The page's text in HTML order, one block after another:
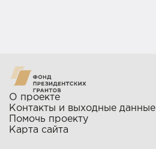
О проекте
Контакты и выходные данные
Помочь проекту
Карта сайта